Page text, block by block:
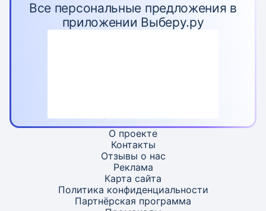
Все персональные предложения в
приложении Выберу.ру
О проекте
Контакты
Отзывы о нас
Реклама
Карта сайта
Политика конфиденциальности
Партнёрская программа